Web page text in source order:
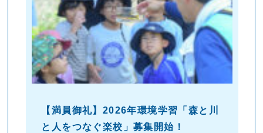
【満員御礼】2026年環境学習「森と川
と人をつなぐ楽校」募集開始！